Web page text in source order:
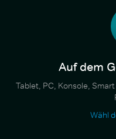
Auf dem
Tablet, PC, Konsole,
Wähl